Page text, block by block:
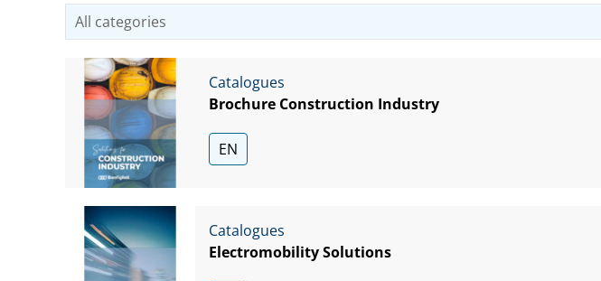
Catalogues
Brochure Construction Industry
EN
Catalogues
Electromobility Solutions